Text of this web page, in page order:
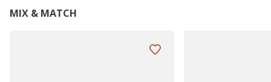
MIX & MATCH